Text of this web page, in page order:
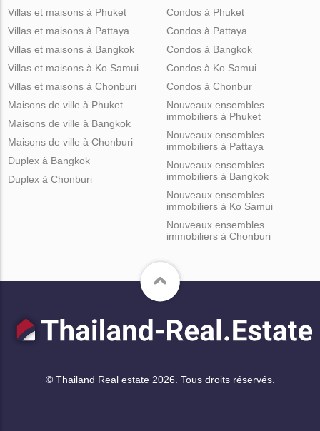
Villas et maisons à Phuket
Villas et maisons à Pattaya
Villas et maisons à Bangkok
Villas et maisons à Ko Samui
Villas et maisons à Chonburi
Condos à Phuket
Condos à Pattaya
Condos à Bangkok
Condos à Ko Samui
Condos à Chonbur
Maisons de ville à Phuket
Maisons de ville à Bangkok
Maisons de ville à Chonburi
Duplex à Bangkok
Duplex à Chonburi
Nouveaux ensembles
immobiliers à Phuket
Nouveaux ensembles
immobiliers à Pattaya
Nouveaux ensembles
immobiliers à Bangkok
Nouveaux ensembles
immobiliers à Ko Samui
Nouveaux ensembles
immobiliers à Chonburi
© Thailand Real estate 2026. Tous droits réservés.